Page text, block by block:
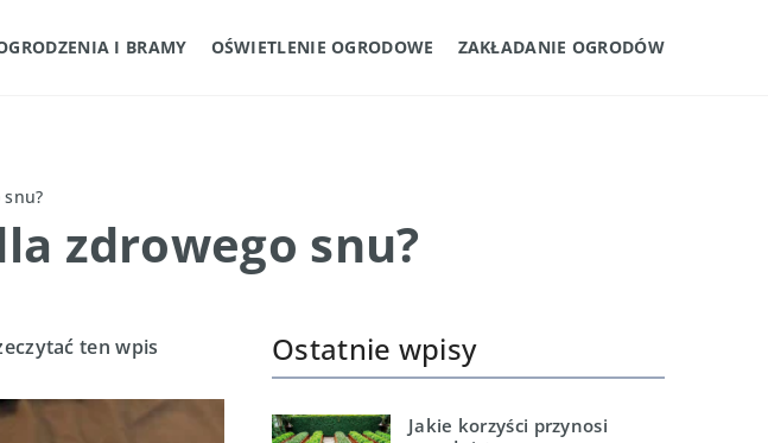
I BRAMY OŚWIETLENIE OGRODOWE ZAKŁADANIE OGRODÓW
zdrowego snu?
ten wpis Ostatnie wpisy
Jakie korzyści przynosi